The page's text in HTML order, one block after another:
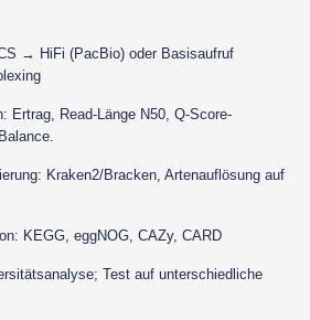
→ HiFi (PacBio) oder Basisaufruf
Ertrag, Read-Länge N50, Q-Score-
Kraken2/Bracken, Artenauflösung auf
KEGG, eggNOG, CAZy, CARD
Test auf unterschiedliche